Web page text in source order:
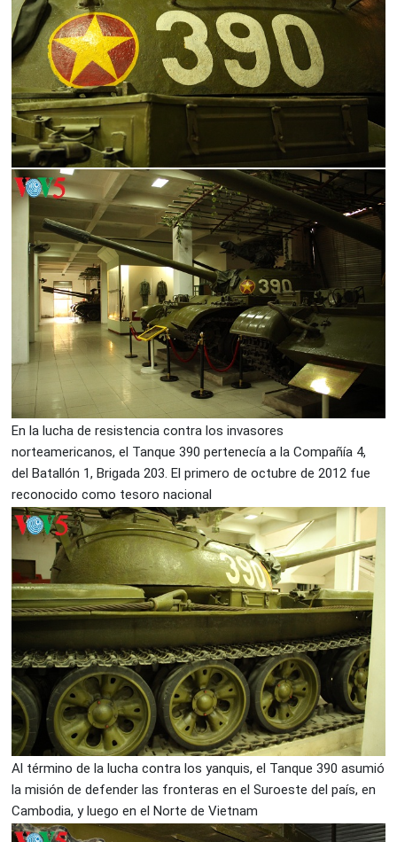
En la lucha de resistencia contra los invasores
norteamericanos, el Tanque 390 pertenecía a la Compañía 4,
del Batallón 1, Brigada 203. El primero de octubre de 2012 fue
reconocido como tesoro nacional
Al término de la lucha contra los yanquis, el Tanque 390 asumió
la misión de defender las fronteras en el Suroeste del país, en
Cambodia, y luego en el Norte de Vietnam